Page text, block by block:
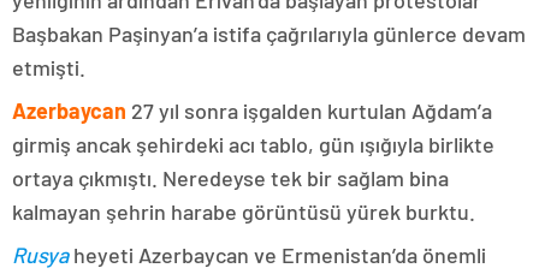
Başbakan Paşinyan’a istifa çağrılarıyla günlerce devam
etmişti.
Azerbaycan 27 yıl sonra işgalden kurtulan Ağdam’a
girmiş ancak şehirdeki acı tablo, gün ışığıyla birlikte
ortaya çıkmıştı. Neredeyse tek bir sağlam bina
kalmayan şehrin harabe görüntüsü yürek burktu.
Rusyaheyeti Azerbaycan ve Ermenistan’da önemli